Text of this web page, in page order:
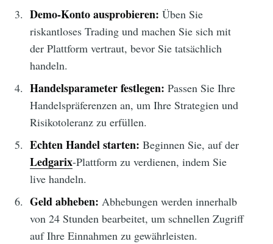
Demo-Konto ausprobieren: Üben Sie
riskantloses Trading und machen Sie sich mit
der Plattform vertraut, bevor Sie tatsächlich
handeln.
Handelsparameter festlegen: Passen Sie Ihre
Handelspräferenzen an, um Ihre Strategien und
Risikotoleranz zu erfüllen.
Echten Handel starten: Beginnen Sie, auf der
Ledgarix-Plattform zu verdienen, indem Sie
live handeln.
Geld abheben: Abhebungen werden innerhalb
von 24 Stunden bearbeitet, um schnellen Zugriff
auf Ihre Einnahmen zu gewährleisten.